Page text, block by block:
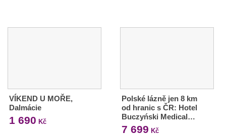
VÍKEND U MOŘE,
Dalmácie
1 690 Kč
Polské lázně jen 8 km
od hranic s ČR: Hotel
Buczyński Medical…
7 699 Kč